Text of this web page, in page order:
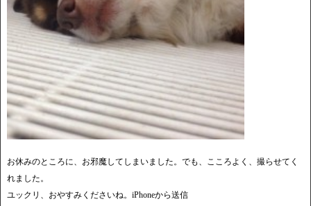
お休みのところに、お邪魔してしまいました。でも、こころよく、撮らせてく
れました。
ユックリ、おやすみくださいね。iPhoneから送信